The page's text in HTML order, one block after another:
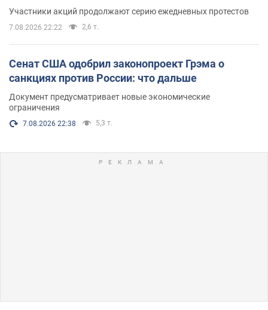
Участники акций продолжают серию ежедневных протестов
7.08.2026 22:22 2,6 т.
Сенат США одобрил законопроект Грэма о
санкциях против России: что дальше
Документ предусматривает новые экономические
ограничения
7.08.2026 22:38 5,3 т.